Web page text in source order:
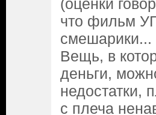
(оценки
что фильм
смешарики...
Вещь, в
деньги,
недостатки,
с плеча